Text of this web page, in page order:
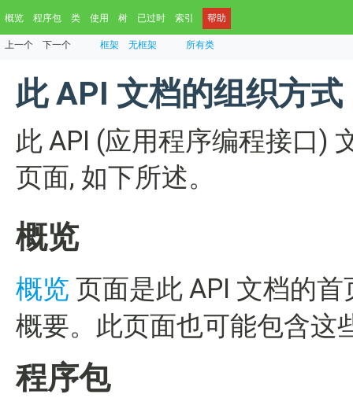
概览 程序包 类 使用 树 已过时 索引 帮助
上一个 下一个 框架 无框架 所有类
此 API 文档的组织方式
此 API (应用程序编程接口)
页面, 如下所述。
概览
概览 页面是此 API 文档的
概要。此页面也可能包含这
程序包